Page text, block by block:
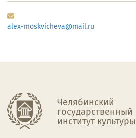
alex-moskvicheva@mail.ru
Челябинский
государственный
институт культуры